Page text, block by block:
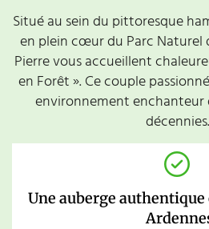
Situé au sein du pittoresque
en plein cœur du Parc Naturel
Pierre vous accueillent
en Forêt ». Ce couple
environnement enchanteur
décennies.
Une auberge